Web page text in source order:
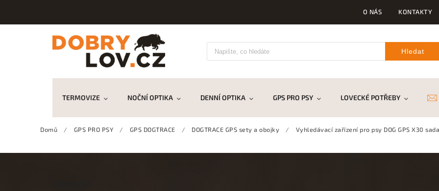
O NÁS KONTAKTY
Hledat
TERMOVIZE NOČNÍ OPTIKA DENNÍ OPTIKA GPS PRO PSY LOVECKÉ POTŘEBY
Domů / GPS PRO PSY / GPS DOGTRACE / DOGTRACE GPS sety a obojky / Vyhledávací zařízení pro psy DOG GPS X30 sada